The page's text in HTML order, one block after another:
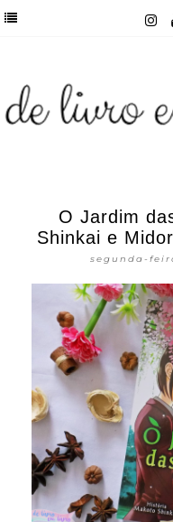
O Jardim
Shinkai e
segunda-